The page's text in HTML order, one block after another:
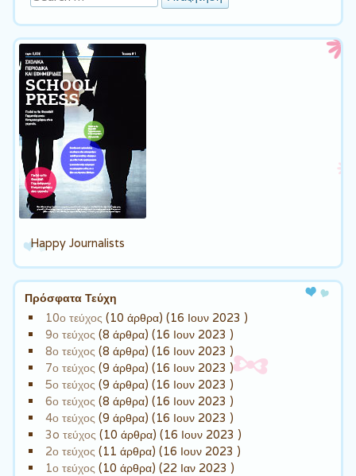
Happy Journalists
Πρόσφατα Τεύχη
10ο τεύχος (10 άρθρα) (16 Ιουν 2023 )
9ο τεύχος (8 άρθρα) (16 Ιουν 2023 )
8ο τεύχος (8 άρθρα) (16 Ιουν 2023 )
7ο τεύχος (9 άρθρα) (16 Ιουν 2023 )
5ο τεύχος (9 άρθρα) (16 Ιουν 2023 )
6ο τεύχος (8 άρθρα) (16 Ιουν 2023 )
4ο τεύχος (9 άρθρα) (16 Ιουν 2023 )
3o τεύχος (10 άρθρα) (16 Ιουν 2023 )
2ο τεύχος (11 άρθρα) (16 Ιουν 2023 )
1ο τεύχος (10 άρθρα) (22 Ιαν 2023 )